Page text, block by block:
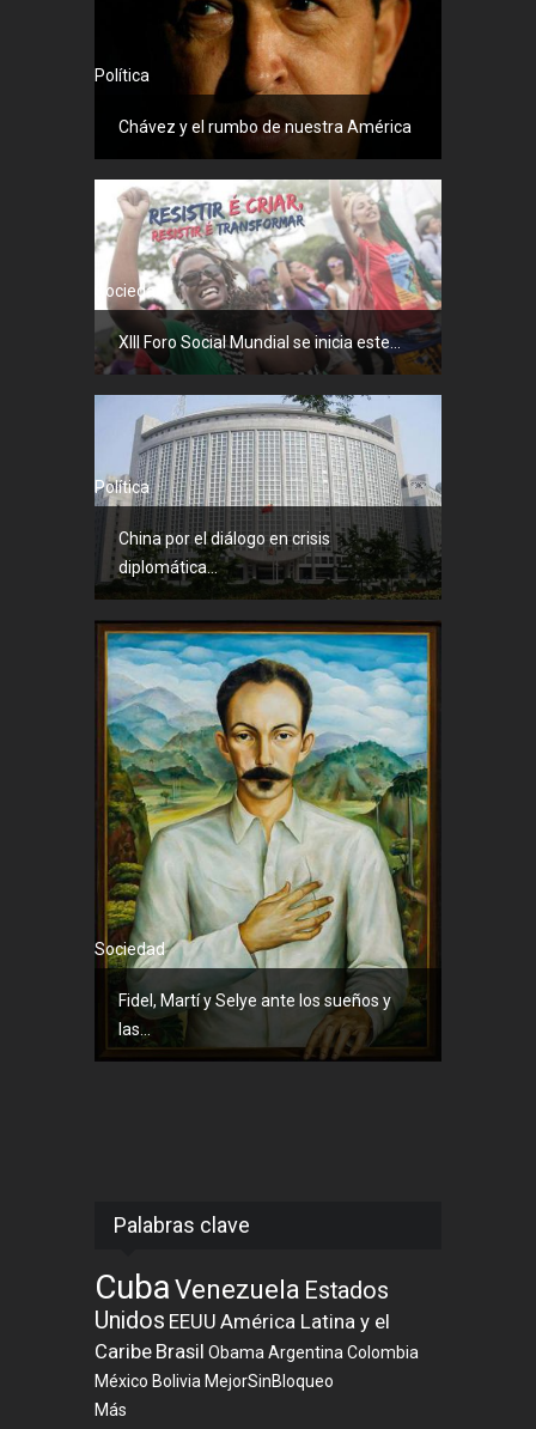
Política
Chávez y el rumbo de nuestra América
Sociedad
XIII Foro Social Mundial se inicia este...
Política
China por el diálogo en crisis
diplomática...
Sociedad
Fidel, Martí y Selye ante los sueños y
las...
Palabras clave
CubaVenezuela Estados
Unidos EEUU América Latina y el
Caribe Brasil Obama Argentina Colombia
México Bolivia MejorSinBloqueo
Más